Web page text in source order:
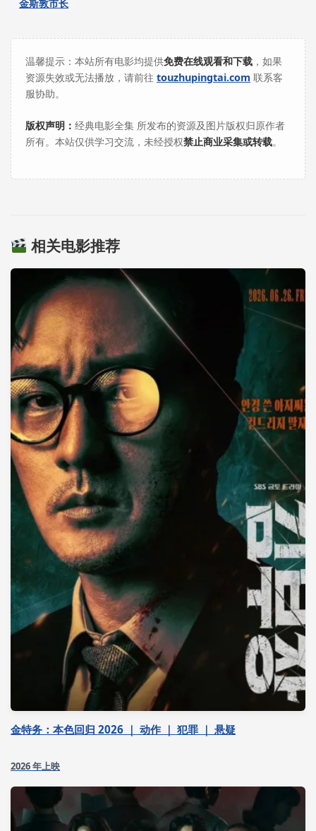
金斯敦市长
温馨提示：本站所有电影均提供免费在线观看和下载 ，如果
资源失效或无法播放，请前往 touzhupingtai.com 联系客
服协助。
版权声明： 经典电影全集 所发布的资源及图片版权归原作者
所有。本站仅供学习交流，未经授权禁止商业采集或转载。
相关电影推荐
金特务：本色回归 2026 ｜ 动作 ｜ 犯罪 ｜ 悬疑
2026 年上映